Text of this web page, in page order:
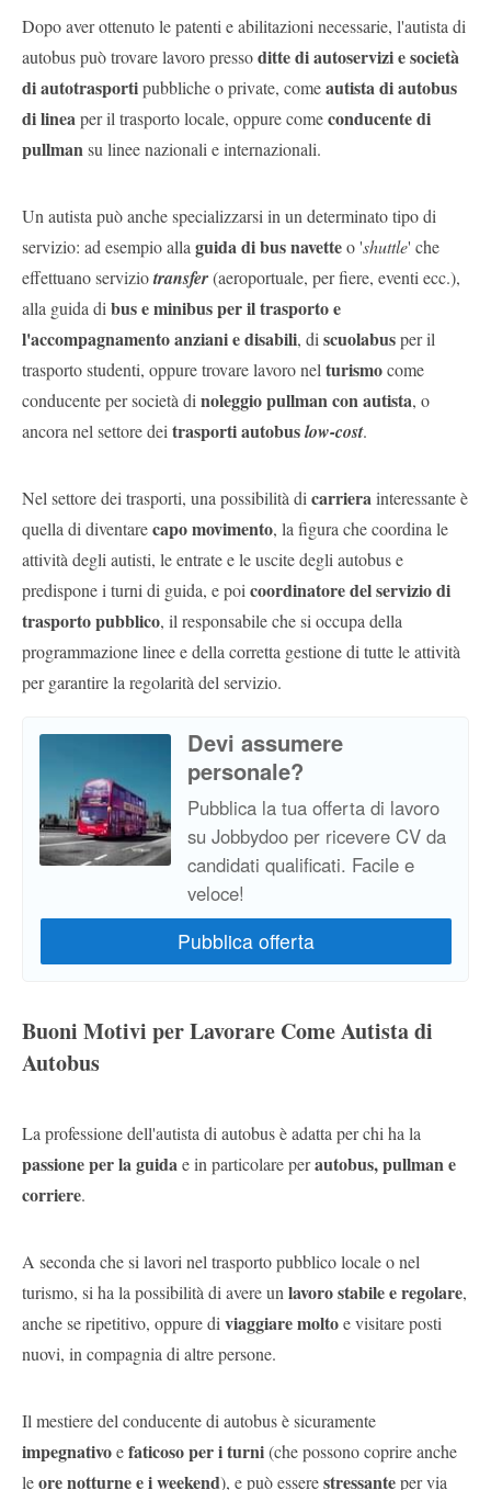
Dopo aver ottenuto le patenti e abilitazioni necessarie, l'autista di
autobus può trovare lavoro pressoditte di autoservizi e società
di autotrasportipubbliche o private, comeautista di autobus
di lineaper il trasporto locale, oppure comeconducente di
pullmansu linee nazionali e internazionali.
Un autista può anche specializzarsi in un determinato tipo di
servizio: ad esempio alla guida di bus navetteo 'shuttle' che
effettuano serviziotransfer(aeroportuale, per fiere, eventi ecc.),
alla guida di bus e minibus per il trasporto e
l'accompagnamento anziani e disabili, di scuolabusper il
trasporto studenti, oppure trovare lavoro nel turismocome
conducente per società di noleggio pullman con autista, o
ancora nel settore dei trasporti autobuslow-cost.
Nel settore dei trasporti, una possibilità di carrierainteressante è
quella di diventarecapo movimento, la figura che coordina le
attività degli autisti, le entrate e le uscite degli autobus e
predispone i turni di guida, e poi coordinatore del servizio di
trasporto pubblico, il responsabile che si occupa della
programmazione linee e della corretta gestione di tutte le attività
per garantire la regolarità del servizio.
Devi assumere
personale?
Pubblica la tua offerta di lavoro
su Jobbydoo per ricevere CV da
candidati qualificati. Facile e
veloce!
Buoni Motivi per Lavorare Come Autista di
Autobus
La professione dell'autista di autobus è adatta per chi ha la
passione per la guidae in particolare perautobus, pullman e
corriere.
A seconda che si lavori nel trasporto pubblico locale o nel
turismo, si ha la possibilità di avere un lavoro stabile e regolare,
anche se ripetitivo, oppure di viaggiare moltoe visitare posti
nuovi, in compagnia di altre persone.
Il mestiere del conducente di autobus è sicuramente
impegnativoefaticoso per i turni(che possono coprire anche
leore notturne e i weekend), e può esserestressanteper via